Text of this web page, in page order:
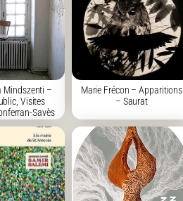
Mindszenti –
Visites
Savès
Marie Frécon – Apparitions
– Saurat